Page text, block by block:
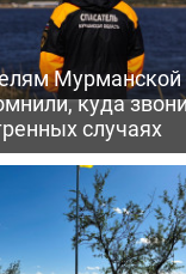
Мурманской
куда
случаях